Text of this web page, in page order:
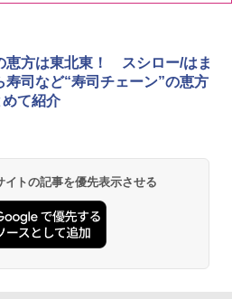
恵方は東北東！ スシロー/はま
寿司など“寿司チェーン”の恵方
て紹介
トの記事を優先表示させる